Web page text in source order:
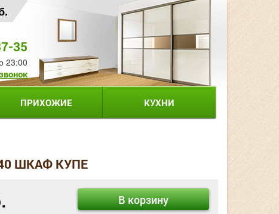
35
23:00
ПРИХОЖИЕ КУХНИ
ШКАФ КУПЕ
В корзину